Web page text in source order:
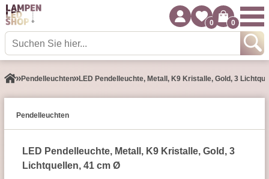
0 0
Pendel­leuchten LED Pendelleuchte, Metall, K9 Kristalle, Gold, 3
Pendel­leuchten
LED Pendelleuchte, Metall, K9 Kristalle, Gold, 3
Lichtquellen, 41 cm Ø